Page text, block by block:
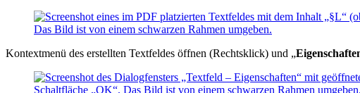
Kontextmenü des erstellten Textfeldes öffnen (Rechtsklick) und „